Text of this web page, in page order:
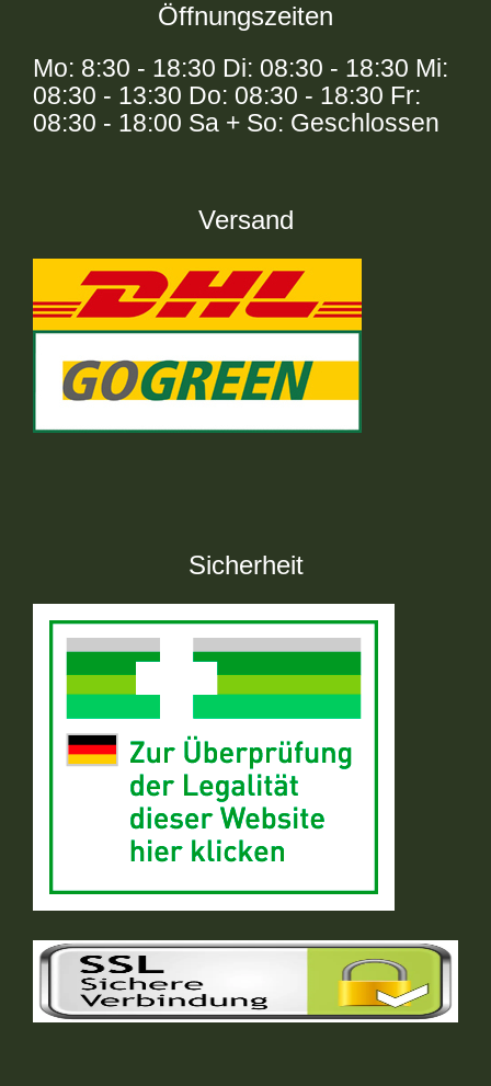
Öffnungszeiten
Mo: 8:30 - 18:30 Di: 08:30 - 18:30 Mi:
08:30 - 13:30 Do: 08:30 - 18:30 Fr:
08:30 - 18:00 Sa + So: Geschlossen
Versand
Sicherheit